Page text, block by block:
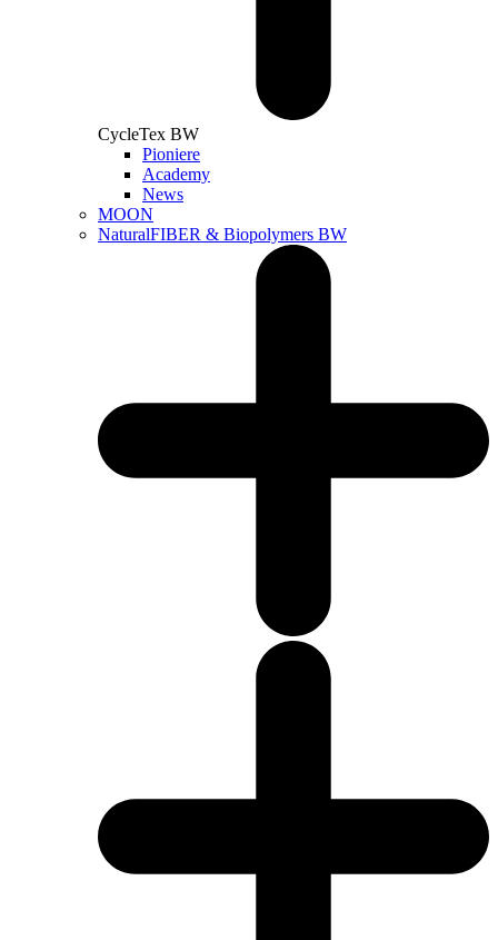
CycleTex BW
Pioniere
Academy
News
MOON
NaturalFIBER & Biopolymers BW